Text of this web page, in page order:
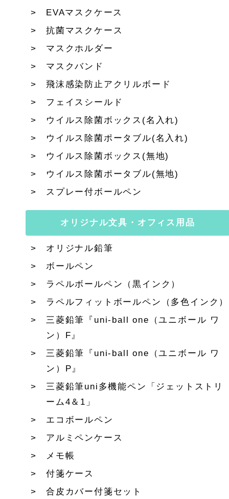
EVAマスクケース
抗菌マスクケース
マスクホルダー
マスクバンド
飛沫感染防止アクリルボード
フェイスシールド
ウイルス除菌ボックス(名入れ)
ウイルス除菌ポータブル(名入れ)
ウイルス除菌ボックス(無地)
ウイルス除菌ポータブル(無地)
スプレー付ボールペン
オリジナル文具・オフィス用品
オリジナル鉛筆
ボールペン
ラペルボールペン（黒インク）
ラペルフィットボールペン（多色インク）
三菱鉛筆『uni-ball one（ユニボール ワ
ン）F』
三菱鉛筆『uni-ball one（ユニボール ワ
ン）P』
三菱鉛筆uni多機能ペン「ジェットストリ
ーム4＆1」
エコボールペン
アルミペンケース
メモ帳
付箋ケース
合皮カバー付箋セット